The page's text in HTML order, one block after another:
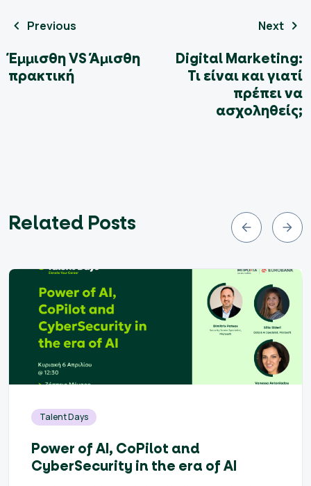
Previous
Έμμισθη VS Άμισθη
πρακτική
Next
Digital Marketing:
Τι είναι και γιατί
πρέπει να
ασχοληθείς;
Related Posts
Talent Days
Power of AI, CoPilot and
CyberSecurity in the era of AI